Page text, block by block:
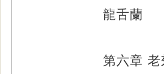
龍舌蘭
第六章